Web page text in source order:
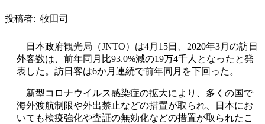
投稿者: 牧田司
日本政府観光局（JNTO）は4月15日、2020年3月の訪日
外客数は、前年同月比93.0%減の19万4千人となったと発
表した。訪日客は6か月連続で前年同月を下回った。
新型コロナウイルス感染症の拡大により、多くの国で
海外渡航制限や外出禁止などの措置が取られ、日本にお
いても検疫強化や査証の無効化などの措置が取られたこ